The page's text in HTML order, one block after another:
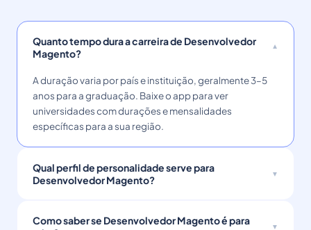
Quanto tempo dura a carreira de Desenvolvedor
Magento?
A duração varia por país e instituição, geralmente 3–5
anos para a graduação. Baixe o app para ver
universidades com durações e mensalidades
específicas para a sua região.
Qual perfil de personalidade serve para
Desenvolvedor Magento?
Como saber se Desenvolvedor Magento é para